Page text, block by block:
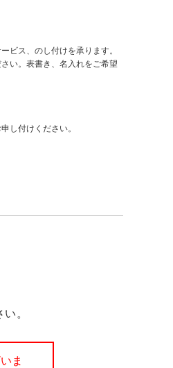
ビス、のし付けを承ります。
い。表書き、名入れをご希望
し付けください。
。
ま